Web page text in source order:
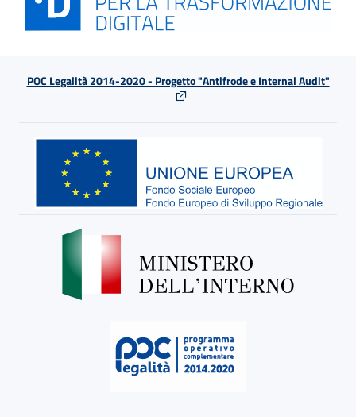
POC Legalità 2014-2020 - Progetto "Antifrode e Internal Audit"